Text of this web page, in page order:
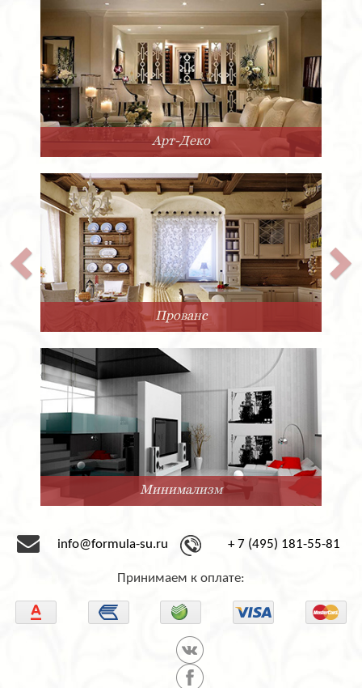
Современный
Классика
Нео-Классика
info@formula-su.ru + 7 (495) 181-55-81
Принимаем к оплате: